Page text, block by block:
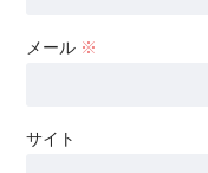
メール ※
サイト